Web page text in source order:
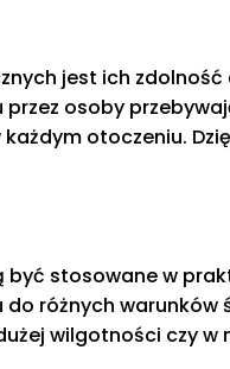
jest ich
osoby
otoczeniu.
stosowane w
różnych
wilgotności czy